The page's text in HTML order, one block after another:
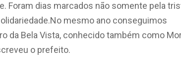
Foram dias marcados não somente pela
mesmo ano conseguimos
da Bela Vista, conhecido também como
o prefeito.